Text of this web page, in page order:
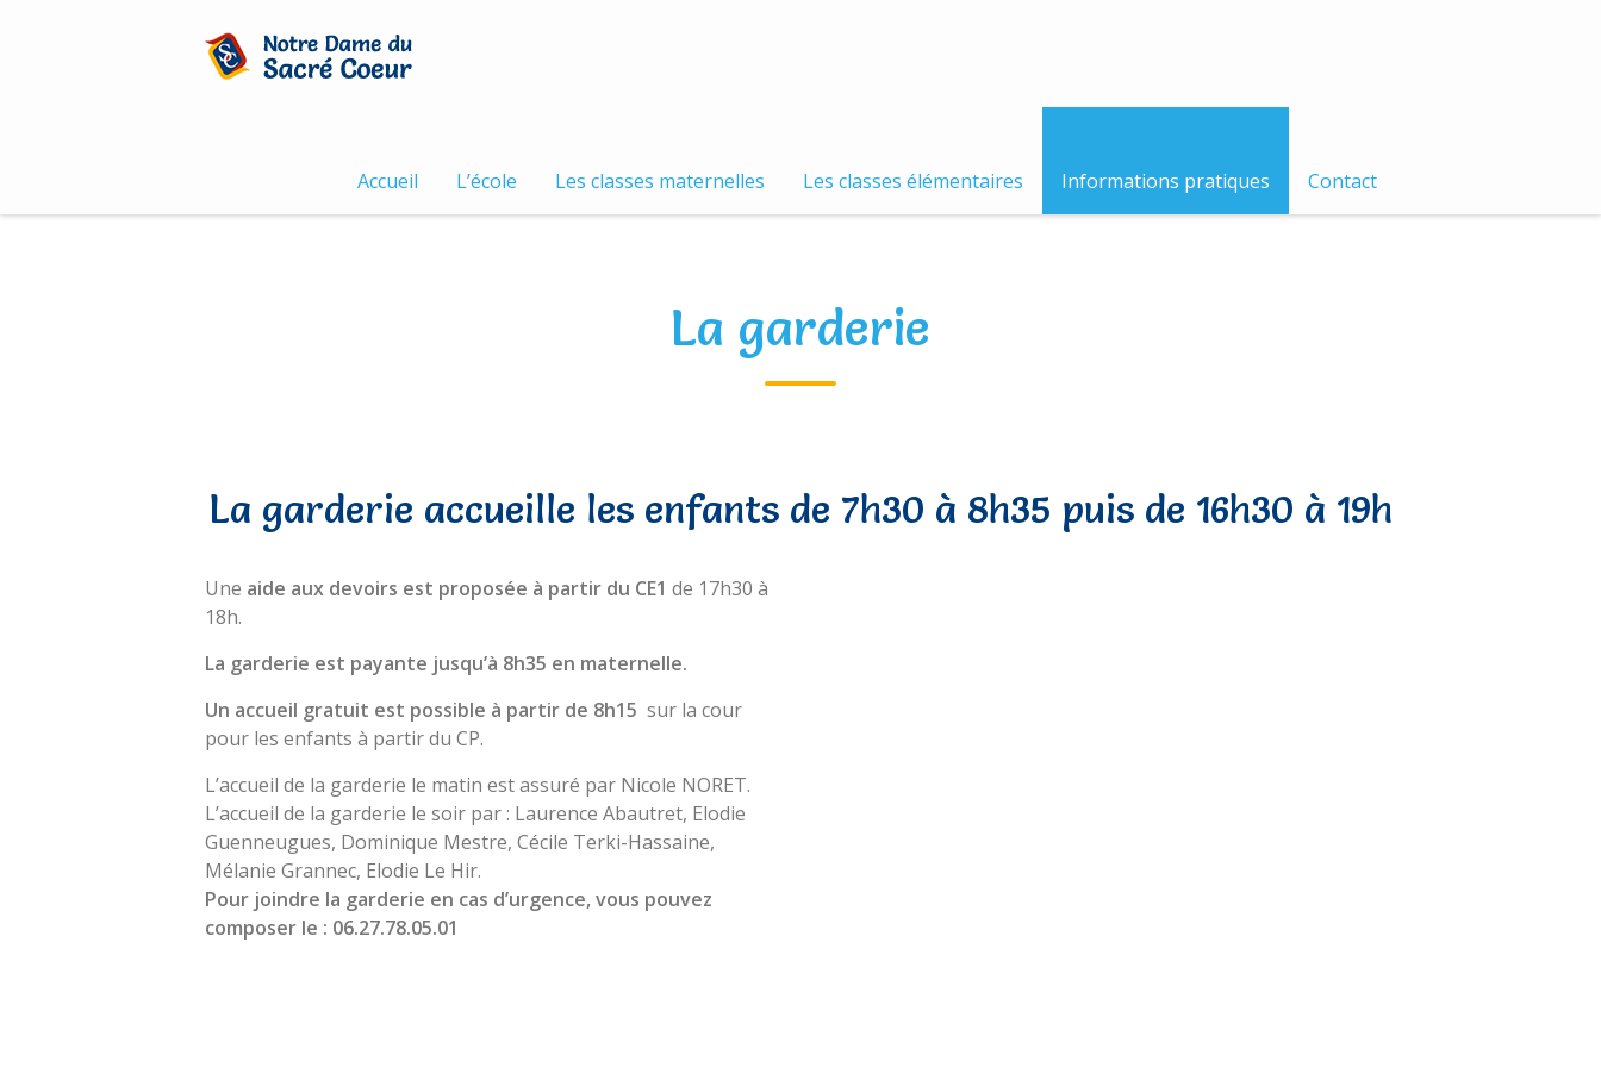
Accueil L’école Les classes maternelles Les classes élémentaires Informations pratiques Contact
La garderie
La garderie accueille les enfants de 7h30 à 8h35 puis de 16h30 à 19h
Une aide aux devoirs est proposée à partir du CE1 de 17h30 à
18h.
La garderie est payante jusqu’à 8h35 en maternelle.
Un accueil gratuit est possible à partir de 8h15 sur la cour
pour les enfants à partir du CP.
L’accueil de la garderie le matin est assuré par Nicole NORET.
L’accueil de la garderie le soir par : Laurence Abautret, Elodie
Guenneugues, Dominique Mestre, Cécile Terki-Hassaine,
Mélanie Grannec, Elodie Le Hir.
Pour joindre la garderie en cas d’urgence, vous pouvez
composer le : 06.27.78.05.01